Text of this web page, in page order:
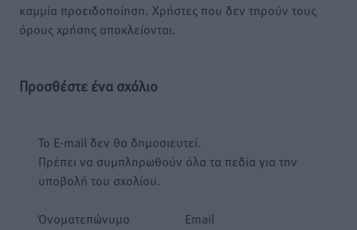
καμμία προειδοποίηση. Χρήστες που δεν τηρούν τους
όρους χρήσης αποκλείονται.
Προσθέστε ένα σχόλιο
Το E-mail δεν θα δημοσιευτεί.
Πρέπει να συμπληρωθούν όλα τα πεδία για την
υποβολή του σχολίου.
Όνοματεπώνυμο Email